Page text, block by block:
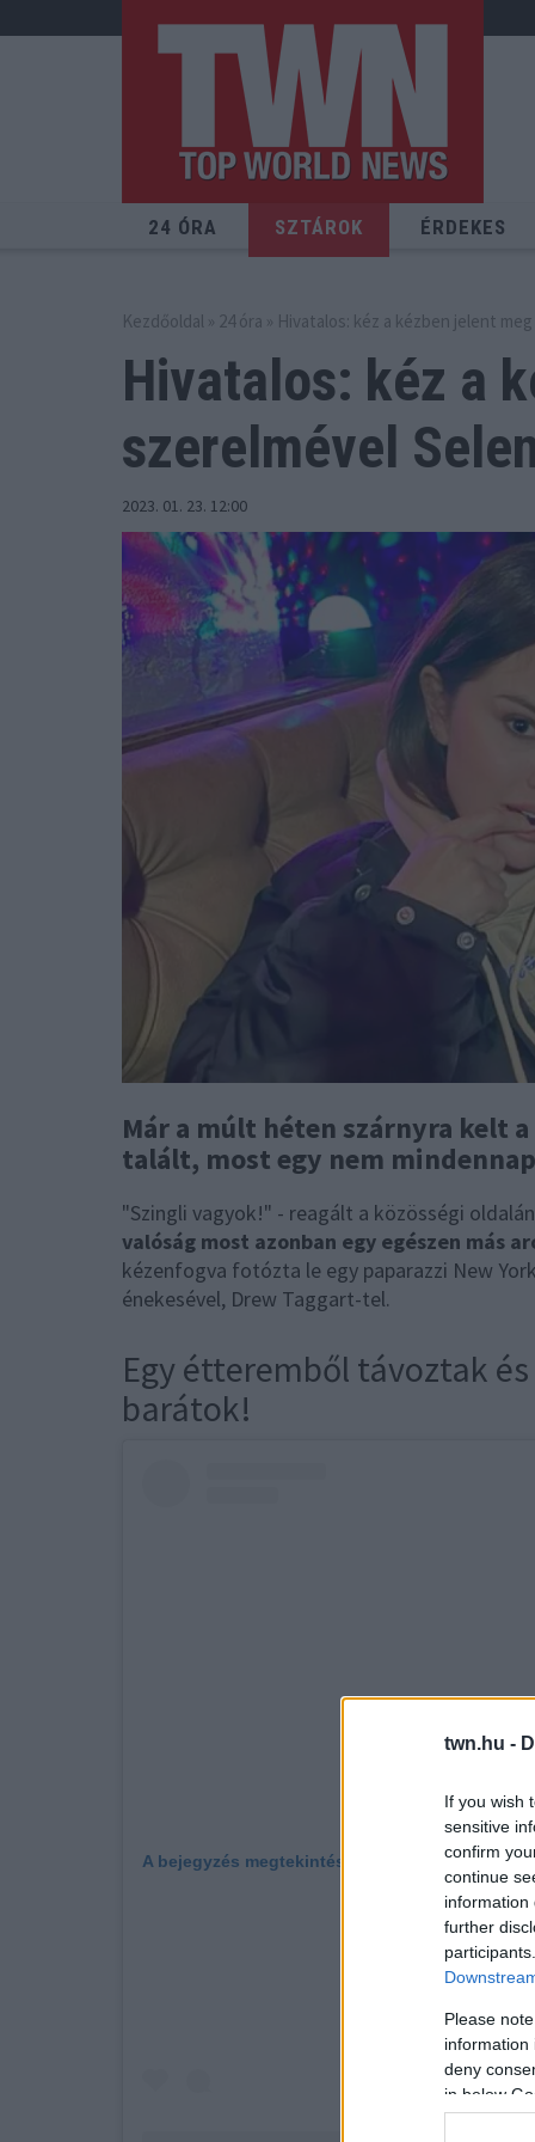
twn.hu -
If you wish
sensitive
confirm
continue
information
further
Please
information
deny
in below
24 ÓRA SZTÁROK ÉRDEKES
Kezdőoldal » 24 óra » Hivatalos: kéz a kézben jelent
Hivatalos: kéz a
szerelmével
2023. 01. 23. 12:00
Már a múlt héten szárnyra kelt
talált, most egy nem
"Szingli vagyok!" - reagált a közösségi
valóság most azonban egy egészen más
kézenfogva fotózta le egy paparazzi New
énekesével, Drew Taggart-tel.
Egy étteremből távoztak
barátok!
A bejegyzés megtekintése az Instagramon